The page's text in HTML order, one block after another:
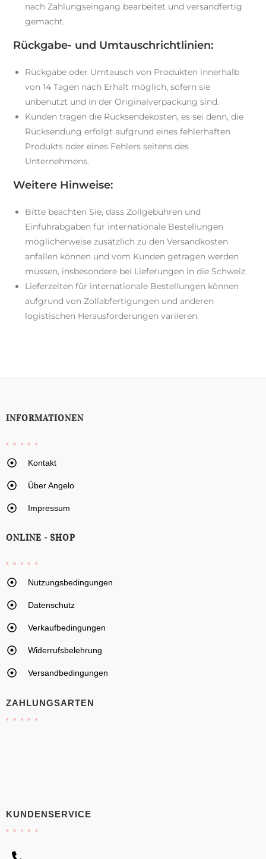
nach Zahlungseingang bearbeitet und versandfertig
gemacht.
Rückgabe- und Umtauschrichtlinien:
Rückgabe oder Umtausch von Produkten innerhalb
von 14 Tagen nach Erhalt möglich, sofern sie
unbenutzt und in der Originalverpackung sind.
Kunden tragen die Rücksendekosten, es sei denn, die
Rücksendung erfolgt aufgrund eines fehlerhaften
Produkts oder eines Fehlers seitens des
Unternehmens.
Weitere Hinweise:
Bitte beachten Sie, dass Zollgebühren und
Einfuhrabgaben für internationale Bestellungen
möglicherweise zusätzlich zu den Versandkosten
anfallen können und vom Kunden getragen werden
müssen, insbesondere bei Lieferungen in die Schweiz.
Lieferzeiten für internationale Bestellungen können
aufgrund von Zollabfertigungen und anderen
logistischen Herausforderungen variieren.
INFORMATIONEN
Kontakt
Über Angelo
Impressum
ONLINE - SHOP
Nutzungsbedingungen
Datenschutz
Verkaufbedingungen
Widerrufsbelehrung
Versandbedingungen
ZAHLUNGSARTEN
KUNDENSERVICE